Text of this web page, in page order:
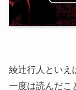
綾辻行人といえ
一度は読んだこ